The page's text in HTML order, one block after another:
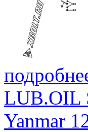
LUB.OIL
Yanmar